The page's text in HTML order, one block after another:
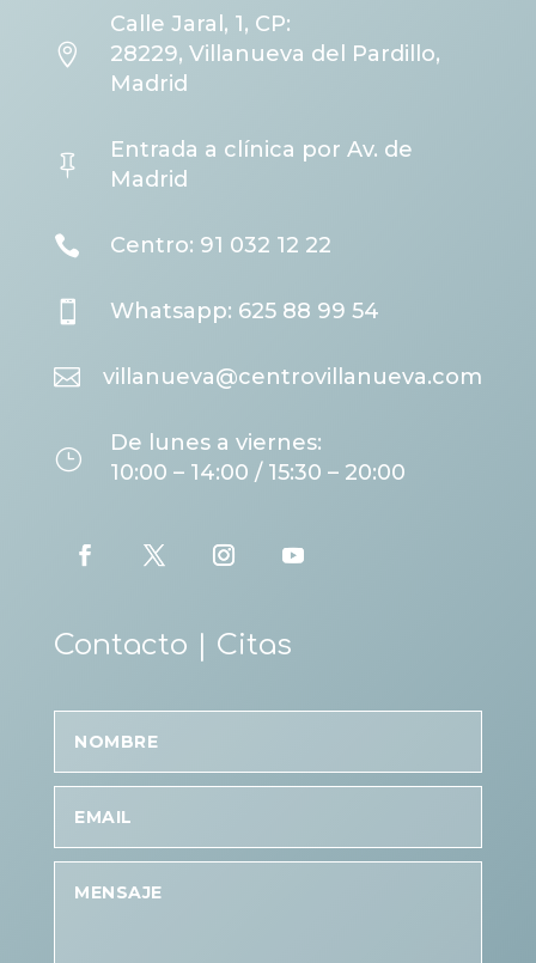

Calle Jaral, 1, CP:
28229, Villanueva del Pardillo,
Madrid

Entrada a clínica por Av. de
Madrid
 Centro: 91 032 12 22
 Whatsapp: 625 88 99 54
 villanueva@centrovillanueva.com
}
De lunes a viernes:
10:00 – 14:00 / 15:30 – 20:00
Contacto | Citas